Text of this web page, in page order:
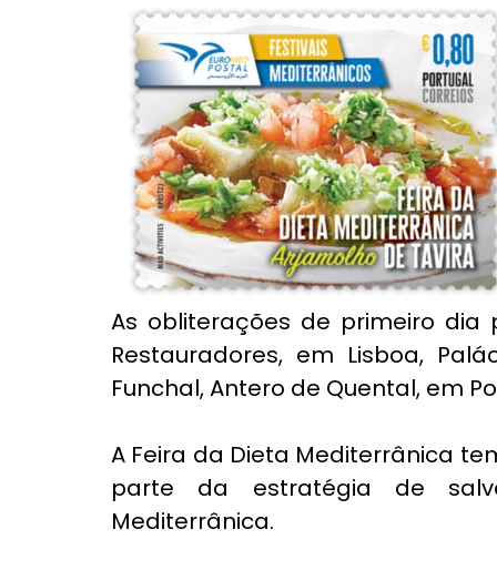
As obliterações de primeiro dia
Restauradores, em Lisboa,
Funchal, Antero de Quental, em
A Feira da Dieta Mediterrânica
parte da estratégia de
Mediterrânica.